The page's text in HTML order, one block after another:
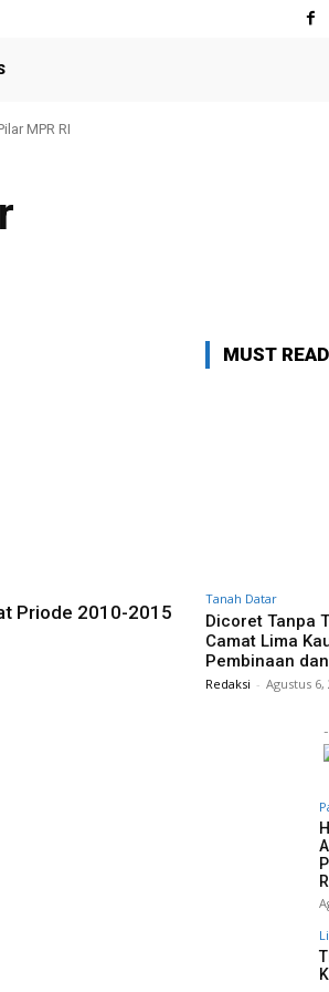
MPR RI
Priode 2010-2015
MUST READ
Tanah Datar
Dicoret Tanpa
Camat Lima
Pembinaan
Redaksi - Agustus 6,
RI